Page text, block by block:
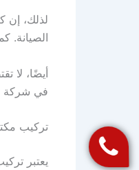
لذلك، إن
الصيانة.
أيضًا، لا
في شركة
تركيب
يعتبر